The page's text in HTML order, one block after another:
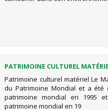
PATRIMOINE CULTUREL
Patrimoine culturel matériel Le
du Patrimoine Mondial et a été
patrimoine mondial en 1995
patrimoine mondial en 19